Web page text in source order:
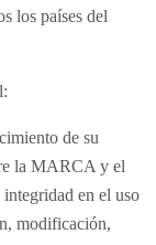
los países del
de su
la MARCA y el
en el uso
modificación,